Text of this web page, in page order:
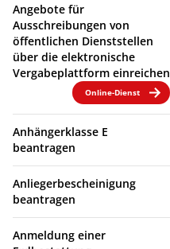
Angebote für
Ausschreibungen von
öffentlichen Dienststellen
über die elektronische
Vergabeplattform einreichen
Online-Dienst
Anhängerklasse E
beantragen
Anliegerbescheinigung
beantragen
Anmeldung einer